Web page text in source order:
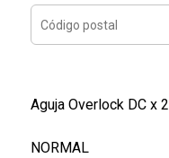
Aguja Overlock DC x
NORMAL